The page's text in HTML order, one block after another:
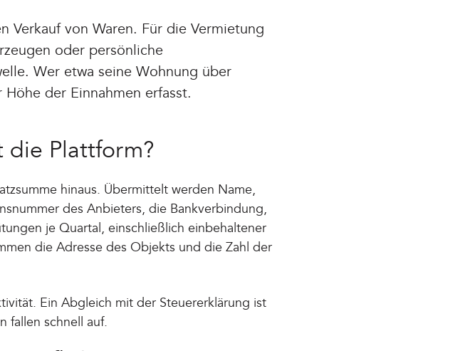
Verkauf von Waren. Für die Vermietung
oder persönliche
Wer etwa seine Wohnung über
der Einnahmen erfasst.
Plattform?
hinaus. Übermittelt werden Name,
des Anbieters, die Bankverbindung,
je Quartal, einschließlich einbehaltener
die Adresse des Objekts und die Zahl der
Ein Abgleich mit der Steuererklärung ist
fallen schnell auf.